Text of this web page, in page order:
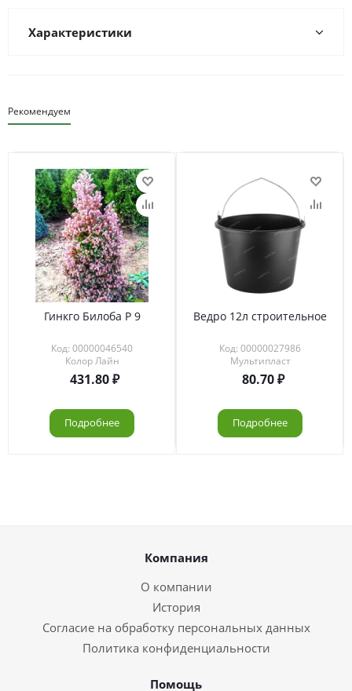
Характеристики
Рекомендуем
Гинкго Билоба Р 9
Код: 00000046540
Колор Лайн
431.80
Подробнее
Ведро 12л строительное
Код: 00000027986
Мультипласт
80.70
Подробнее
Компания
О компании
История
Согласие на обработку персональных данных
Политика конфиденциальности
Помощь